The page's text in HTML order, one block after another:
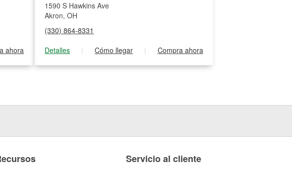
ahora
1590 S Hawkins Ave
Akron, OH
(330) 864-8331
Detalles
| Cómo llegar | Compra ahora
Servicio al cliente